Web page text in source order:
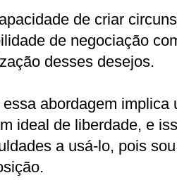
de criar
de negociação
desses desejos.
essa abordagem implica
ideal de liberdade, e
a usá-lo, pois